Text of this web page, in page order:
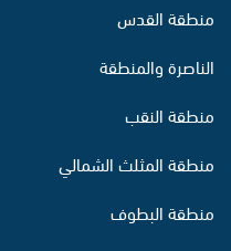
منطقة القدس
الناصرة والمنطقة
منطقة النقب
منطقة المثلث الشمالي
منطقة البطوف